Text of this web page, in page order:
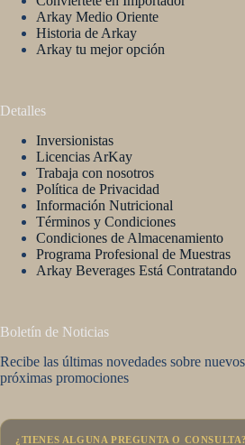
Arkay Medio Oriente
Historia de Arkay
Arkay tu mejor opción
Detalles
Inversionistas
Licencias ArKay
Trabaja con nosotros
Política de Privacidad
Información Nutricional
Términos y Condiciones
Condiciones de Almacenamiento
Programa Profesional de Muestras
Arkay Beverages Está Contratando
Boletín de Noticias
Recibe las últimas novedades sobre
próximas promociones
¿TIENES ALGUNA PREGUNTA O CONSULTA?